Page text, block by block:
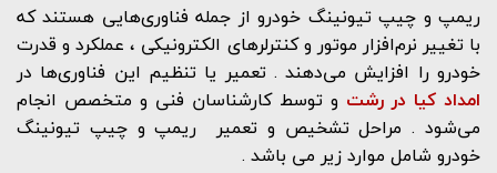
ریمپ و چیپ تیونینگ خودرو از جمله فناوری‌هایی هستند که
با تغییر نرم‌افزار موتور و کنترلرهای الکترونیکی ، عملکرد و قدرت
خودرو را افزایش می‌دهند . تعمیر یا تنظیم این فناوری‌ها در
امداد کیا در رشت و توسط کارشناسان فنی و متخصص انجام
می‌شود . مراحل تشخیص و تعمیر ریمپ و چیپ تیونینگ
خودرو شامل موارد زیر می باشد .